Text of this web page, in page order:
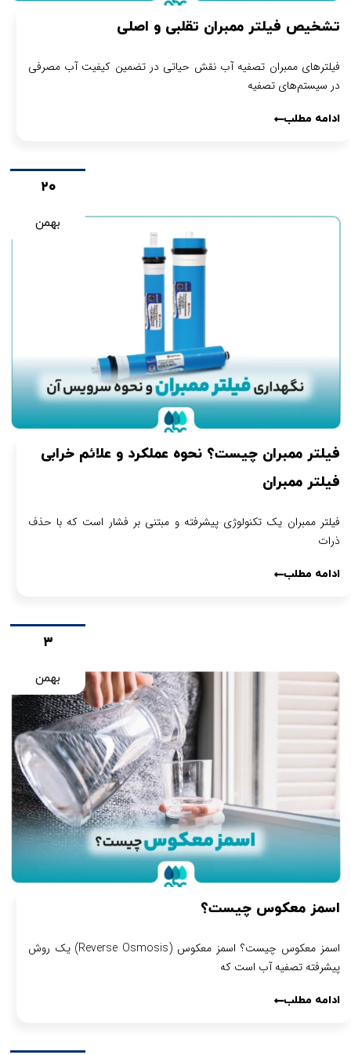
تشخیص فیلتر ممبران تقلبی و اصلی
فیلترهای ممبران تصفیه آب نقش حیاتی در تضمین کیفیت آب مصرفی
در سیستم‌های تصفیه
ادامه مطلب
۲۰
بهمن
فیلتر ممبران چیست؟ نحوه عملکرد و علائم خرابی
فیلتر ممبران
فیلتر ممبران یک تکنولوژی پیشرفته و مبتنی بر فشار است که با حذف
ذرات
ادامه مطلب
۳
بهمن
اسمز معکوس چیست؟
اسمز معکوس چیست؟ اسمز معکوس (Reverse Osmosis) یک روش
پیشرفته تصفیه آب است که
ادامه مطلب